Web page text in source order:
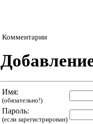
Комментарии
Имя:
(обязательно!)
Пароль:
(если зарегистрирован)